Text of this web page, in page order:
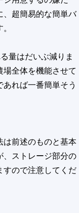
、超簡易的な簡単バ
量はだいぶ減りま
場全体を機能させて
れば一番簡単そう
は前述のものと基本
ストレージ部分の
すので注意してくだ